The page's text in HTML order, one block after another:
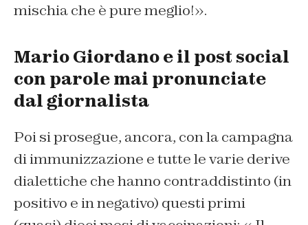
mischia che è pure meglio!».
Mario Giordano e il post social
con parole mai pronunciate
dal giornalista
Poi si prosegue, ancora, con la campagna
di immunizzazione e tutte le varie derive
dialettiche che hanno contraddistinto (in
positivo e in negativo) questi primi